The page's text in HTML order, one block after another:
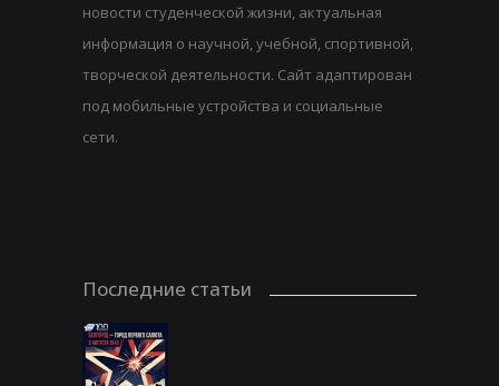
новости студенческой жизни, актуальная
информация о научной, учебной, спортивной,
творческой деятельности. Сайт адаптирован
под мобильные устройства и социальные
сети.
Последние статьи